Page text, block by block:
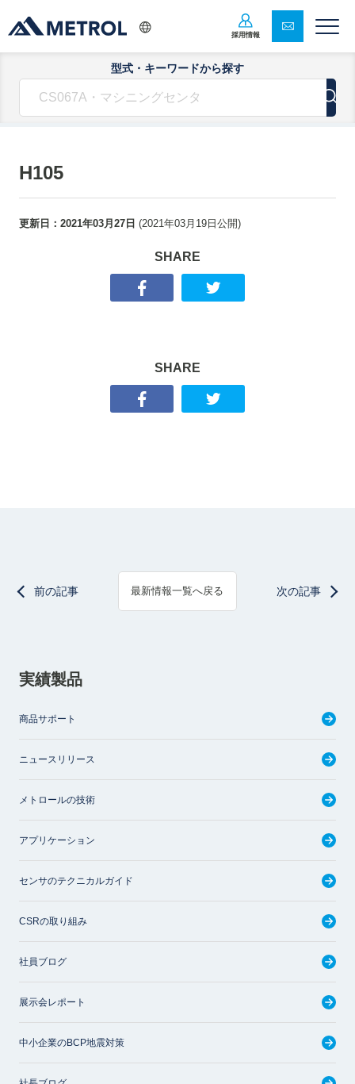
採用情報
型式・キーワードから探す
H105
更新日： 2021年03月27日 (2021年03月19日 公開)
SHARE
SHARE
前の記事 最新情報一覧へ戻る 次の記事
実績製品
商品サポート
ニュースリリース
メトロールの技術
アプリケーション
センサのテクニカルガイド
CSRの取り組み
社員ブログ
展示会レポート
中小企業のBCP地震対策